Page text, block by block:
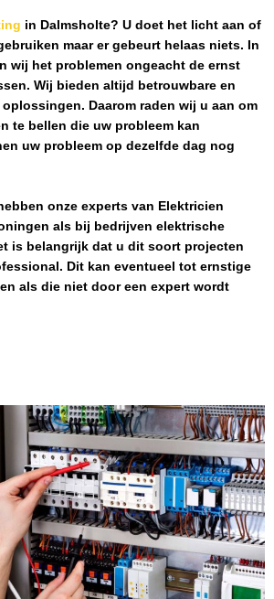
in Dalmsholte? U doet het licht aan of
maar er gebeurt helaas niets. In
wij het problemen ongeacht de ernst
Wij bieden altijd betrouwbare en
Daarom raden wij u aan om
te bellen die uw probleem kan
uw probleem op dezelfde dag nog
onze experts van Elektricien
als bij bedrijven elektrische
is belangrijk dat u dit soort projecten
Dit kan eventueel tot ernstige
als die niet door een expert wordt